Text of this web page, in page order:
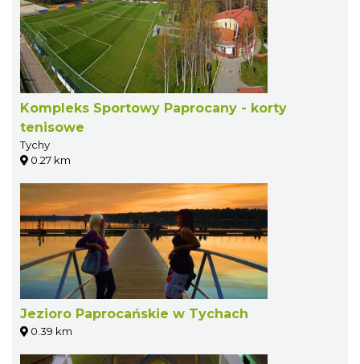
Kompleks Sportowy Paprocany - korty
tenisowe
Tychy
0.27 km
Jezioro Paprocańskie w Tychach
0.39 km